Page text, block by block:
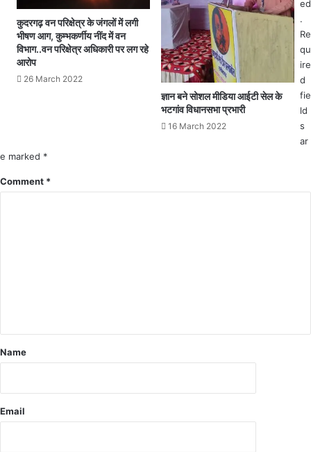
का
स
वा
हु
घा
य
कुदरगढ़ वन परिक्षेत्र के जंगलों में लगी
भीषण आग, कुम्भकर्णीय नींद में वन
विभाग..वन परिक्षेत्र अधिकारी पर लग रहे
आरोप
26 March 2022
ज्ञान बने सोशल मीडिया आईटी सेल के
भटगांव विधानसभा प्रभारी
16 March 2022
ed
.
Re
qu
ire
d
fie
ld
s
ar
e marked *
Comment *
Name
Email